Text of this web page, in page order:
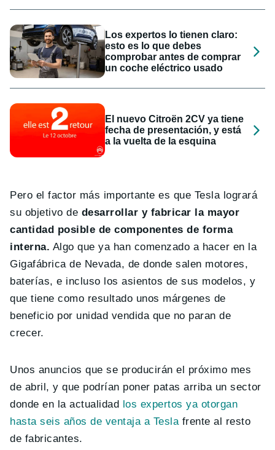
Los expertos lo tienen claro:
esto es lo que debes
comprobar antes de comprar
un coche eléctrico usado
El nuevo Citroën 2CV ya tiene
fecha de presentación, y está
a la vuelta de la esquina
Pero el factor más importante es que Tesla logrará
su objetivo de desarrollar y fabricar la mayor
cantidad posible de componentes de forma
interna. Algo que ya han comenzado a hacer en la
Gigafábrica de Nevada, de donde salen motores,
baterías, e incluso los asientos de sus modelos, y
que tiene como resultado unos márgenes de
beneficio por unidad vendida que no paran de
crecer.
Unos anuncios que se producirán el próximo mes
de abril, y que podrían poner patas arriba un sector
donde en la actualidad los expertos ya otorgan
hasta seis años de ventaja a Tesla frente al resto
de fabricantes.